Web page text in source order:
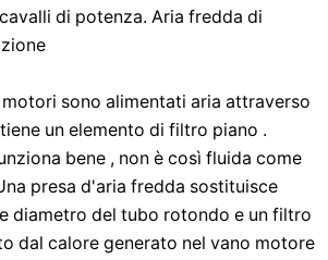
di potenza. Aria fredda di
sono alimentati aria attraverso
un elemento di filtro piano .
bene , non è così fluida come
presa d'aria fredda sostituisce
diametro del tubo rotondo e un filtro
dal calore generato nel vano motore